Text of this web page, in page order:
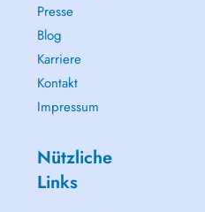
Presse
Blog
Karriere
Kontakt
Impressum
Nützliche
Links